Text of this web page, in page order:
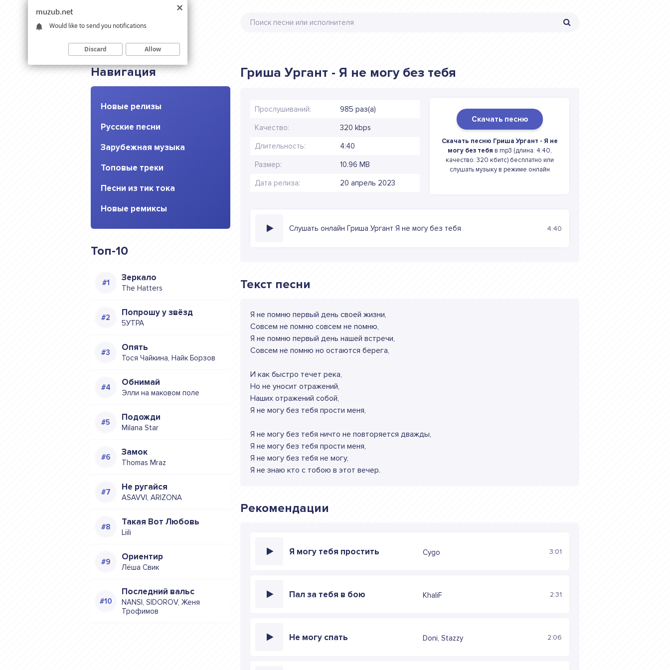
Навигация
Новые релизы
Русские песни
Зарубежная музыка
Топовые треки
Песни из тик тока
Новые ремиксы
Топ-10
Зеркало
The Hatters
Попрошу у звёзд
5УТРА
Опять
Тося Чайкина, Найк Борзов
Обнимай
Элли на маковом поле
Подожди
Milana Star
Замок
Thomas Mraz
Не ругайся
ASAVVI, ARIZONA
Такая Вот Любовь
Liili
Ориентир
Лёша Свик
Последний вальс
NANSI, SIDOROV, Женя
Трофимов
Гриша Ургант - Я не могу без тебя
Прослушиваний: 985 раз(а)
Качество: 320 kbps
Длительность: 4:40
Размер: 10.96 MB
Дата релиза: 20 апрель 2023
Скачать песню
Скачать песню Гриша Ургант - Я не
могу без тебя в mp3 (длина: 4:40,
качество: 320 кбитс) бесплатно или
слушать музыку в режиме онлайн
Слушать онлайн Гриша Ургант Я не могу без тебя 4:40
Текст песни
Я не помню первый день своей жизни,
Совсем не помню совсем не помню,
Я не помню первый день нашей встречи,
Совсем не помню но остаются берега,
И как быстро течет река,
Но не уносит отражений,
Наших отражений собой,
Я не могу без тебя прости меня,
Я не могу без тебя ничто не повторяется дважды,
Я не могу без тебя прости меня,
Я не могу без тебя не могу,
Я не знаю кто с тобою в этот вечер.
Рекомендации
Я могу тебя простить Cygo 3:01
Пал за тебя в бою KhaliF 2:31
Не могу спать Doni, Stazzy 2:06
muzub.net
Would like to send you notifications
Discard Allow